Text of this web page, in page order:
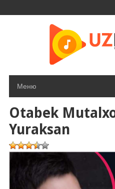
Меню
Otabek
Yuraksan